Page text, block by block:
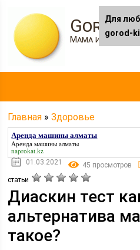
Gorod-
Мама и я
Главная »Здоровье
Аренда машины алматы
Аренда машины алматы
naprokat.kz
01.03.2021 45 просмотров
статьи
Диаскин тест
альтернатива
такое?
Для
gorod-